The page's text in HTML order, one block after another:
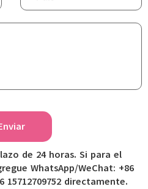
de 24 horas. Si para el
WhatsApp/WeChat: +86
15712709752 directamente.